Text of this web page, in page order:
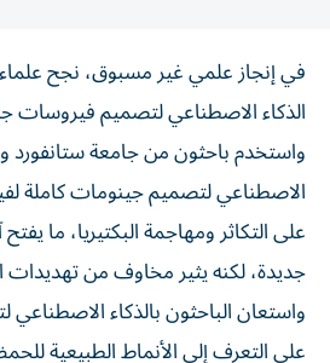
في إنجاز علمي غير مسبوق، نجح
الذكاء الاصطناعي لتصميم فيروسات
واستخدم باحثون من جامعة ستانفورد
الاصطناعي لتصميم جينومات كاملة
على التكاثر ومهاجمة البكتيريا، ما
جديدة، لكنه يثير مخاوف من تهديدات
واستعان الباحثون بالذكاء
على التعرف إلى الأنماط الطبيعية